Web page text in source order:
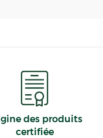
des produits
certifiée